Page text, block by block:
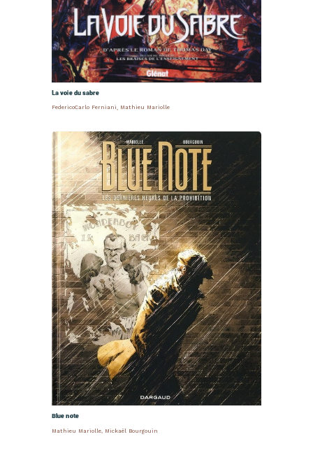
La voie du sabre
FedericoCarlo Ferniani Mathieu Mariolle
Blue note
Mathieu Mariolle Mickaël Bourgouin